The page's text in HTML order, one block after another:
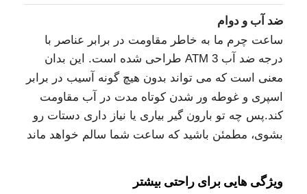
ضد آب و دوام
ساعت چرم ما به خاطر مقاومت در برابر عناصر با
درجه ضد آب 3 ATM طراحی شده است. این بدان
معنی است که می تواند بدون هیچ گونه آسیب در برابر
اسپری و غوطه ور شدن کوتاه مدت در آب مقاومت
کند.پس چه تو بارون گیر بیاری یا نیاز داری دستات رو
بشوی، مطمئن باشيد که ساعت شما سالم خواهد ماند
ویژگی هایی برای راحتی بیشتر